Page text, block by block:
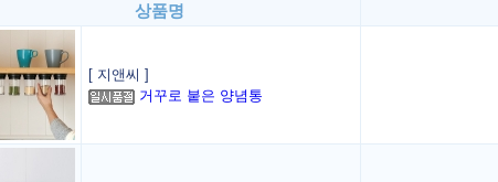
상품명
[ 지앤씨 ]
거꾸로 붙은 양념통